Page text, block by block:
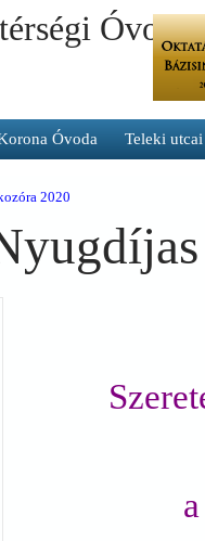
Óvoda
Óvoda Teleki
2020